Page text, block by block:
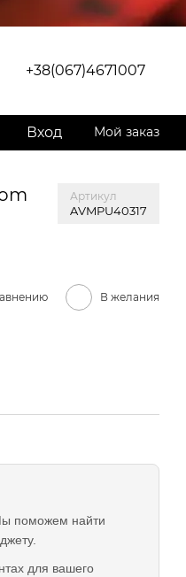
+38(067)4671007
Вход Мой заказ
Артикул
AVMPU40317
В желания
поможем найти
для вашего